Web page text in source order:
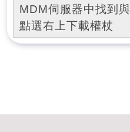
MDM伺服器中找到
點選右上下載權杖